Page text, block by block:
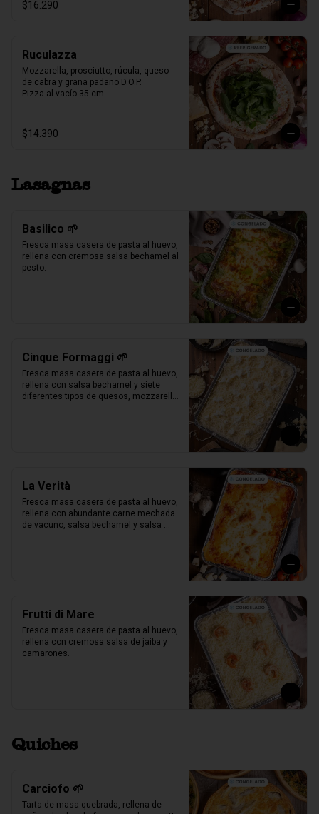
$16.290
Ruculazza
Mozzarella, prosciutto, rúcula, queso
de cabra y grana padano D.O.P.
Pizza al vacío 35 cm.
$14.390
Lasagnas
Basilico 🌱
Fresca masa casera de pasta al huevo,
rellena con cremosa salsa bechamel al
pesto.
Cinque Formaggi 🌱
Fresca masa casera de pasta al huevo,
rellena con salsa bechamel y siete
diferentes tipos de quesos, mozzarella,
La Verità
Fresca masa casera de pasta al huevo,
rellena con abundante carne mechada
de vacuno, salsa bechamel y salsa
Frutti di Mare
Fresca masa casera de pasta al huevo,
rellena con cremosa salsa de jaiba y
camarones.
Quiches
Carciofo 🌱
Tarta de masa quebrada, rellena de